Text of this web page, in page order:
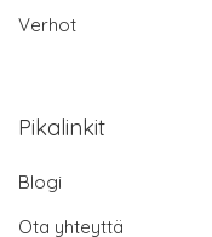
Verhot
Pikalinkit
Blogi
Ota yhteyttä